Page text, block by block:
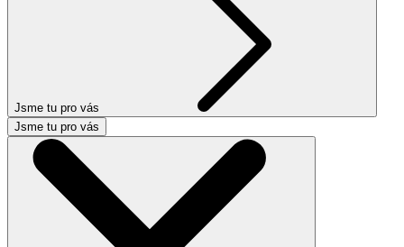
Jsme tu pro vás
Jsme tu pro vás